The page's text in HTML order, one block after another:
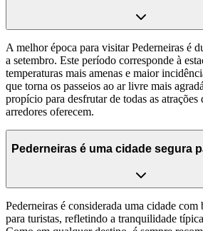
A melhor época para visitar Pederneiras é
a setembro. Este período corresponde à
temperaturas mais amenas e maior
que torna os passeios ao ar livre mais
propício para desfrutar de todas as atrações
arredores oferecem.
Pederneiras é uma cidade segura
Pederneiras é considerada uma cidade com
para turistas, refletindo a tranquilidade